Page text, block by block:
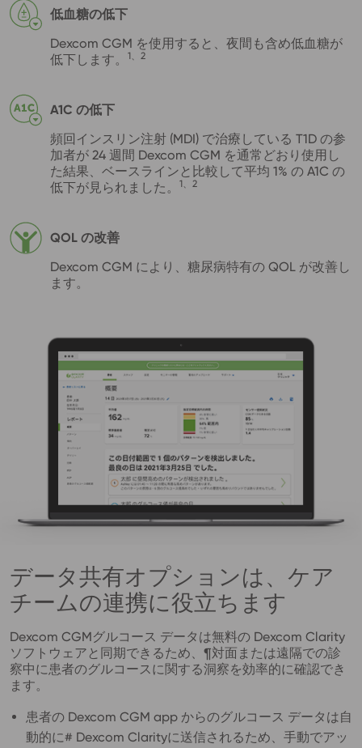
低血糖の低下
Dexcom CGM を使用すると、夜間も含め低血糖が
低下します。
1、2
A1C の低下
頻回インスリン注射 (MDI) で治療している T1D の参
加者が 24 週間 Dexcom CGM を通常どおり使用し
た結果、ベースラインと比較して平均 1% の A1C の
低下が見られました。
1、2
QOL の改善
Dexcom CGM により、糖尿病特有の QOL が改善し
ます。
データ共有オプションは、ケア
チームの連携に役立ちます
Dexcom CGMグルコース データは無料の Dexcom Clarity
ソフトウェアと同期できるため、¶対面または遠隔での診
察中に患者のグルコースに関する洞察を効率的に確認でき
ます。
患者の Dexcom CGM app からのグルコース データは自
動的に# Dexcom Clarityに送信されるため、手動でアッ